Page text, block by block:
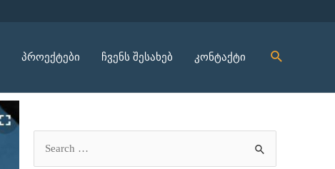
პროექტები ჩვენს შესახებ კონტაქტი